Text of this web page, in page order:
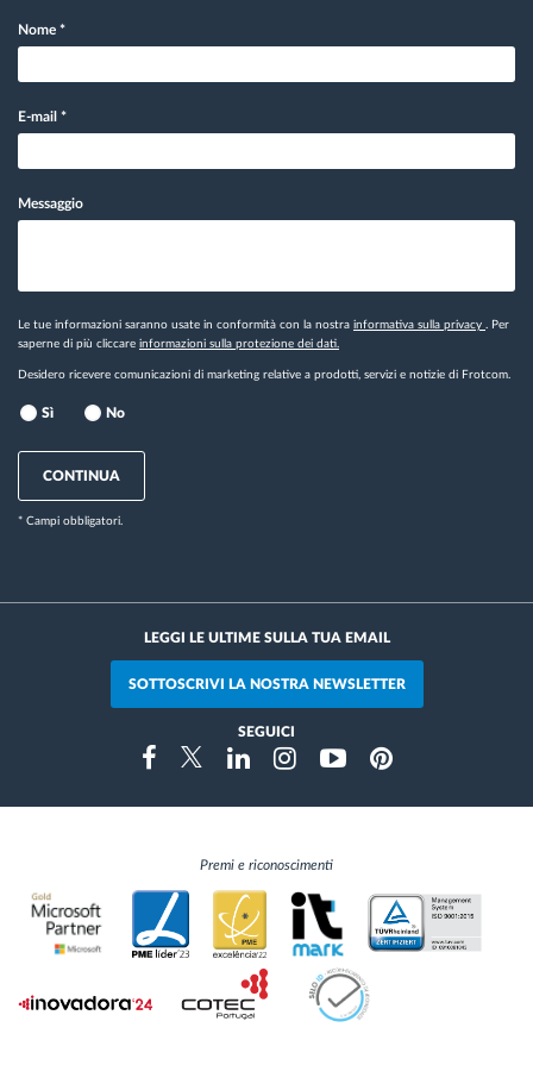
Nome *
E-mail *
Messaggio
Le tue informazioni saranno usate in conformità con la nostra informativa sulla privacy
. Per
saperne di più cliccare informazioni sulla protezione dei dati.
Desidero ricevere comunicazioni di marketing relative a prodotti, servizi e notizie di Frotcom.
Sì No
CONTINUA
* Campi obbligatori.
LEGGI LE ULTIME SULLA TUA EMAIL
SOTTOSCRIVI LA NOSTRA NEWSLETTER
SEGUICI
FacebookTwitterLinkedinInstragramYoutubePinterest
Premi e riconoscimenti